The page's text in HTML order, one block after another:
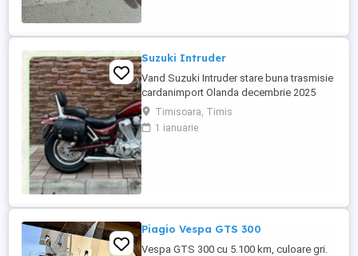
Suzuki Intruder
Vand Suzuki Intruder stare buna trasmisie
cardanimport Olanda decembrie 2025
inmatriculat RO IN FEBRUARIE Nu raspund
la mesaje.Schimb cu ATV plus sau minus
diferenta
Timisoara, Timis
1 ianuarie
Piagio Vespa GTS 300
Vespa GTS 300 cu 5.100 km, culoare gri.